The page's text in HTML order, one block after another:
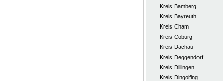
Kreis Bamberg
Kreis Bayreuth
Kreis Cham
Kreis Coburg
Kreis Dachau
Kreis Deggendorf
Kreis Dillingen
Kreis Dingolfing